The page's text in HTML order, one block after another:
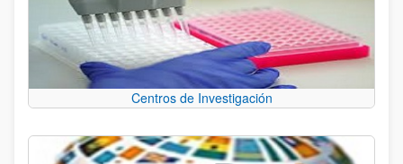
Centros de Investigación